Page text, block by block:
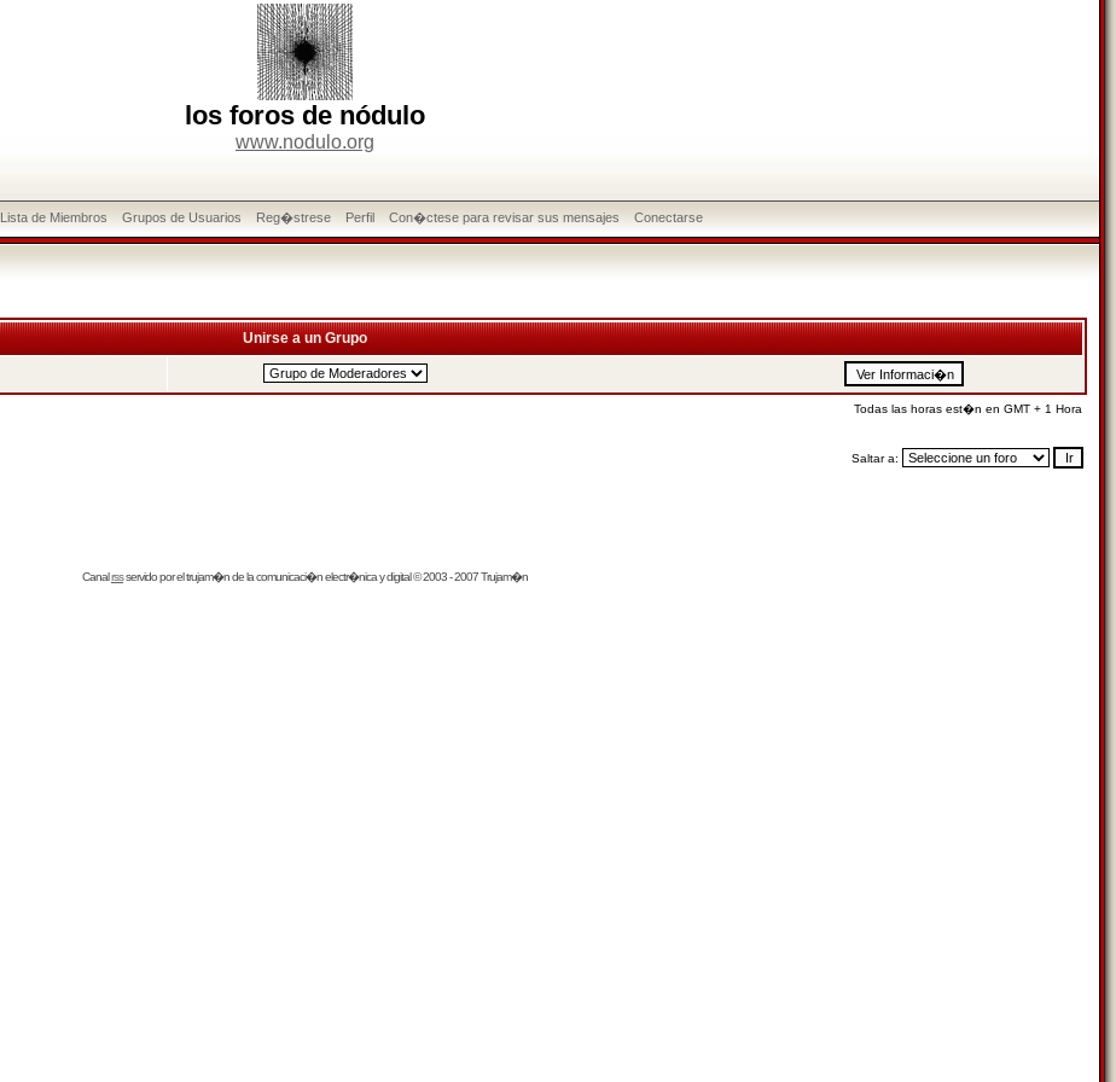
los foros de nódulo
www.nodulo.org
Lista de Miembros Grupos de Usuarios Reg�strese Perfil Con�ctese para revisar sus mensajes Conectarse
Unirse a un Grupo
Todas las horas est�n en GMT + 1 Hora
Saltar a:
Canalrssservido por eltrujam�nde la comunicaci�n electr�nica y digital © 2003 - 2007 Trujam�n